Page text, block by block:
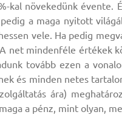
kal növekedünk évente.
a maga nyitott
vele. Ha pedig
net mindenféle értékek
tovább ezen a
és minden netes
ára)
a pénz, mint olyan,